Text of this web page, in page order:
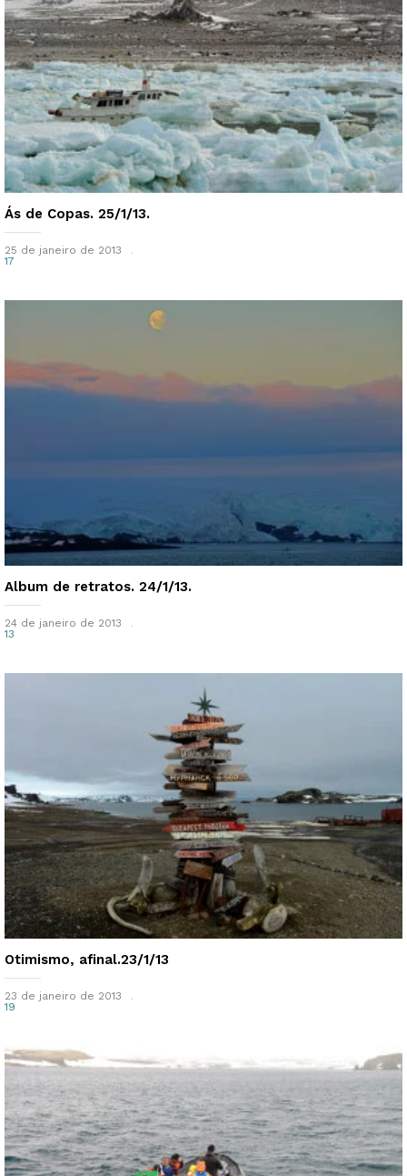
Ás de Copas. 25/1/13.
25 de janeiro de 2013
17
Album de retratos. 24/1/13.
24 de janeiro de 2013
13
Otimismo, afinal.23/1/13
23 de janeiro de 2013
19